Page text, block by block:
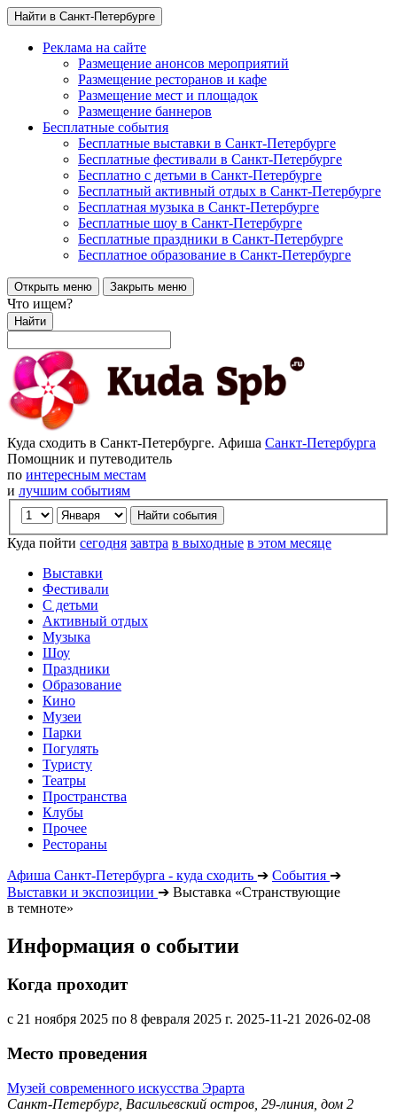
Найти в Санкт-Петербурге
Реклама на сайте
Размещение анонсов мероприятий
Размещение ресторанов и кафе
Размещение мест и площадок
Размещение баннеров
Бесплатные события
Бесплатные выставки в Санкт-Петербурге
Бесплатные фестивали в Санкт-Петербурге
Бесплатно с детьми в Санкт-Петербурге
Бесплатный активный отдых в Санкт-Петербурге
Бесплатная музыка в Санкт-Петербурге
Бесплатные шоу в Санкт-Петербурге
Бесплатные праздники в Санкт-Петербурге
Бесплатное образование в Санкт-Петербурге
Открыть меню Закрыть меню
Что ищем?
Найти
Куда сходить в Санкт-Петербурге. Афиша Санкт-Петербурга
Помощник и путеводитель
по интересным местам
и лучшим событиям
Куда пойти сегодня завтра в выходные в этом месяце
Выставки
Фестивали
С детьми
Активный отдых
Музыка
Шоу
Праздники
Образование
Кино
Музеи
Парки
Погулять
Туристу
Театры
Пространства
Клубы
Прочее
Рестораны
Афиша Санкт-Петербурга - куда сходить ➔ События ➔
Выставки и экспозиции ➔ Выставка «Странствующие
в темноте»
Информация о событии
Когда проходит
с 21 ноября 2025 по 8 февраля 2025 г. 2025-11-21 2026-02-08
Место проведения
Музей современного искусства Эрарта
Санкт-Петербург, Васильевский остров, 29-линия, дом 2